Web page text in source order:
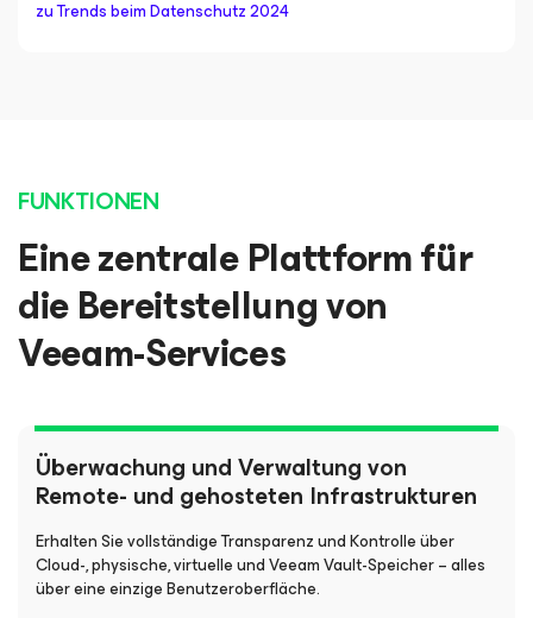
zu Trends beim Datenschutz 2024
FUNKTIONEN
Eine zentrale Plattform für
die Bereitstellung von
Veeam-Services
Überwachung und Verwaltung von
Remote- und gehosteten Infrastrukturen
Erhalten Sie vollständige Transparenz und Kontrolle über
Cloud-, physische, virtuelle und Veeam Vault-Speicher – alles
über eineeinzige Benutzeroberfläche.